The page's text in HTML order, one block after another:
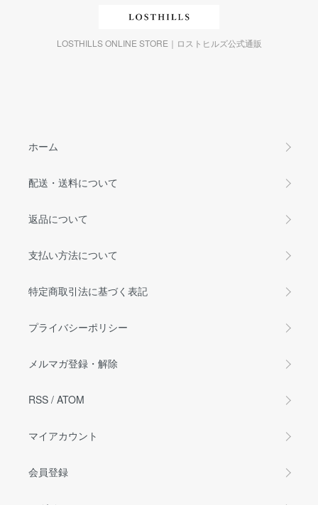
LOSTHILLS ONLINE STORE｜ロストヒルズ公式通販
ホーム
配送・送料について
返品について
支払い方法について
特定商取引法に基づく表記
プライバシーポリシー
メルマガ登録・解除
RSS / ATOM
マイアカウント
会員登録